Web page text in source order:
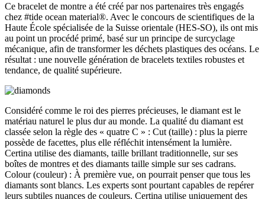
Ce bracelet de montre a été créé par nos partenaires très engagés
chez #tide ocean material®. Avec le concours de scientifiques de la
Haute École spécialisée de la Suisse orientale (HES-SO), ils ont mis
au point un procédé primé, basé sur un principe de surcyclage
mécanique, afin de transformer les déchets plastiques des océans. Le
résultat : une nouvelle génération de bracelets textiles robustes et
tendance, de qualité supérieure.
Considéré comme le roi des pierres précieuses, le diamant est le
matériau naturel le plus dur au monde. La qualité du diamant est
classée selon la règle des « quatre C » : Cut (taille) : plus la pierre
possède de facettes, plus elle réfléchit intensément la lumière.
Certina utilise des diamants, taille brillant traditionnelle, sur ses
boîtes de montres et des diamants taille simple sur ses cadrans.
Colour (couleur) : À première vue, on pourrait penser que tous les
diamants sont blancs. Les experts sont pourtant capables de repérer
leurs subtiles nuances de couleurs. Certina utilise uniquement des